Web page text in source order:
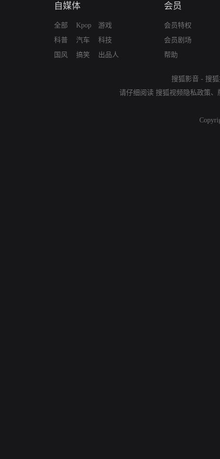
自媒体
全部
科普
国风
Kpop
汽车
搞笑
游戏
科技
出品人
会员
会员特权
会员剧场
帮助
搜狐影音 - 搜
请仔细阅读 搜狐视频隐私政策、